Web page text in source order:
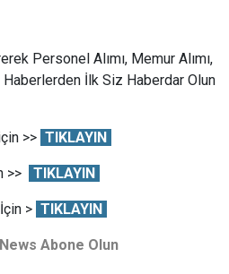
Personel Alımı, Memur Alımı,
İlk Siz Haberdar Olun
>> TIKLAYIN
>> TIKLAYIN
> TIKLAYIN
News Abone Olun